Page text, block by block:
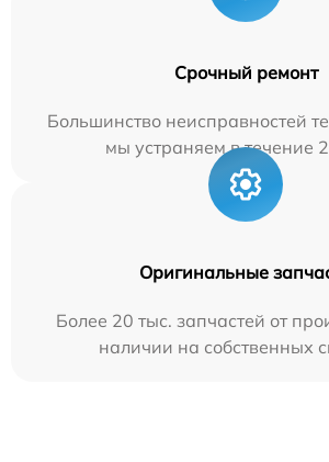
Срочный ремонт
Большинство неисправностей
мы устраняем в течение
Оригинальные
Более 20 тыс. запчастей от
наличии на собственных